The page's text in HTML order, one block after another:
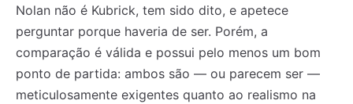
Nolan não é Kubrick, tem sido dito, e apetece
perguntar porque haveria de ser. Porém, a
comparação é válida e possui pelo menos um bom
ponto de partida: ambos são — ou parecem ser —
meticulosamente exigentes quanto ao realismo na